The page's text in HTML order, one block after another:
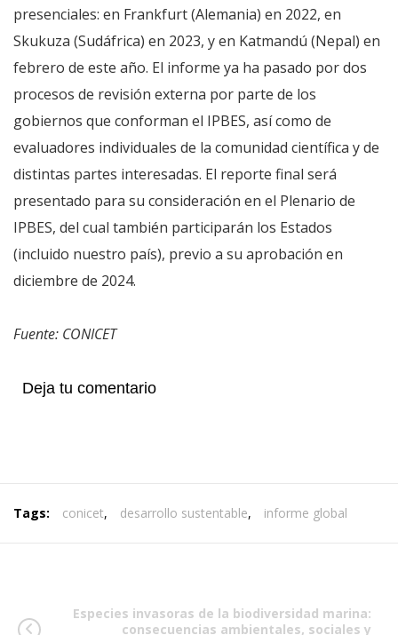
presenciales: en Frankfurt (Alemania) en 2022, en
Skukuza (Sudáfrica) en 2023, y en Katmandú (Nepal) en
febrero de este año. El informe ya ha pasado por dos
procesos de revisión externa por parte de los
gobiernos que conforman el IPBES, así como de
evaluadores individuales de la comunidad científica y de
distintas partes interesadas. El reporte final será
presentado para su consideración en el Plenario de
IPBES, del cual también participarán los Estados
(incluido nuestro país), previo a su aprobación en
diciembre de 2024.
Fuente: CONICET
Deja tu comentario
Tags: conicet, desarrollo sustentable, informe global
Especies invasoras de la biodiversidad marina:
consecuencias ambientales, sociales y